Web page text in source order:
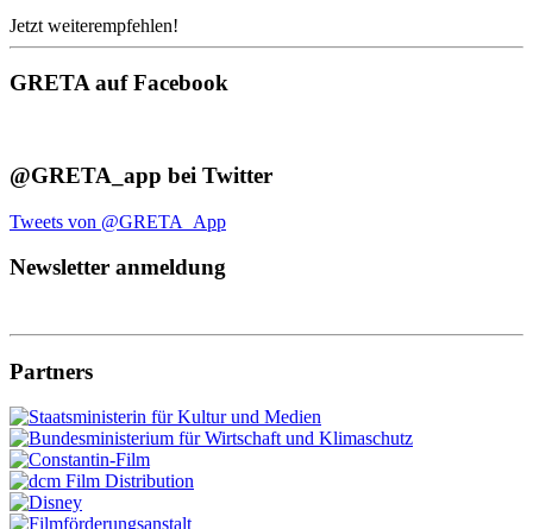
Jetzt weiterempfehlen!
GRETA auf Facebook
@GRETA_app bei Twitter
Tweets von @GRETA_App
Newsletter anmeldung
Partners